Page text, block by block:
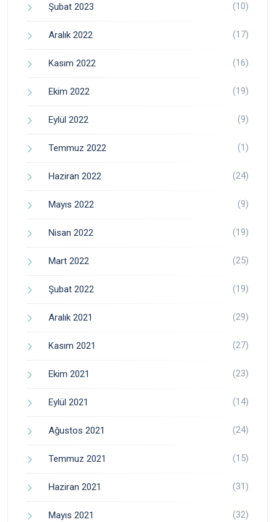
Şubat 2023 (10)
Aralık 2022 (17)
Kasım 2022 (16)
Ekim 2022 (19)
Eylül 2022 (9)
Temmuz 2022 (1)
Haziran 2022 (24)
Mayıs 2022 (9)
Nisan 2022 (19)
Mart 2022 (25)
Şubat 2022 (19)
Aralık 2021 (29)
Kasım 2021 (27)
Ekim 2021 (23)
Eylül 2021 (14)
Ağustos 2021 (24)
Temmuz 2021 (15)
Haziran 2021 (31)
Mayıs 2021 (32)